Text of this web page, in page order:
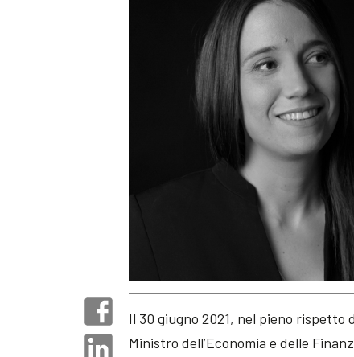
Il 30 giugno 2021, nel pieno
Ministro dell’Economia e delle